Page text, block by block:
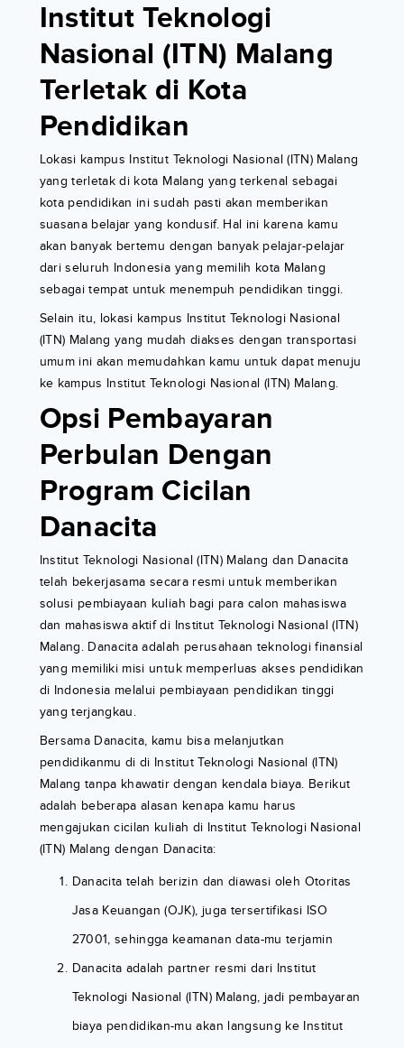
Institut Teknologi
Nasional (ITN) Malang
Terletak di Kota
Pendidikan
Lokasi kampus Institut Teknologi Nasional (ITN) Malang
yang terletak di kota Malang yang terkenal sebagai
kota pendidikan ini sudah pasti akan memberikan
suasana belajar yang kondusif. Hal ini karena kamu
akan banyak bertemu dengan banyak pelajar-pelajar
dari seluruh Indonesia yang memilih kota Malang
sebagai tempat untuk menempuh pendidikan tinggi.
Selain itu, lokasi kampus Institut Teknologi Nasional
(ITN) Malang yang mudah diakses dengan transportasi
umum ini akan memudahkan kamu untuk dapat menuju
ke kampus Institut Teknologi Nasional (ITN) Malang.
Opsi Pembayaran
Perbulan Dengan
Program Cicilan
Danacita
Institut Teknologi Nasional (ITN) Malang dan Danacita
telah bekerjasama secara resmi untuk memberikan
solusi pembiayaan kuliah bagi para calon mahasiswa
dan mahasiswa aktif di Institut Teknologi Nasional (ITN)
Malang. Danacita adalah perusahaan teknologi finansial
yang memiliki misi untuk memperluas akses pendidikan
di Indonesia melalui pembiayaan pendidikan tinggi
yang terjangkau.
Bersama Danacita, kamu bisa melanjutkan
pendidikanmu di di Institut Teknologi Nasional (ITN)
Malang tanpa khawatir dengan kendala biaya. Berikut
adalah beberapa alasan kenapa kamu harus
mengajukan cicilan kuliah di Institut Teknologi Nasional
(ITN) Malang dengan Danacita:
Danacita telah berizin dan diawasi oleh Otoritas
Jasa Keuangan (OJK), juga tersertifikasi ISO
27001, sehingga keamanan data-mu terjamin
Danacita adalah partner resmi dari Institut
Teknologi Nasional (ITN) Malang, jadi pembayaran
biaya pendidikan-mu akan langsung ke Institut